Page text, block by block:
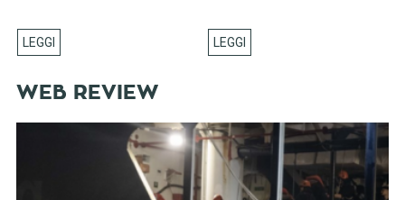
WEB REVIEW